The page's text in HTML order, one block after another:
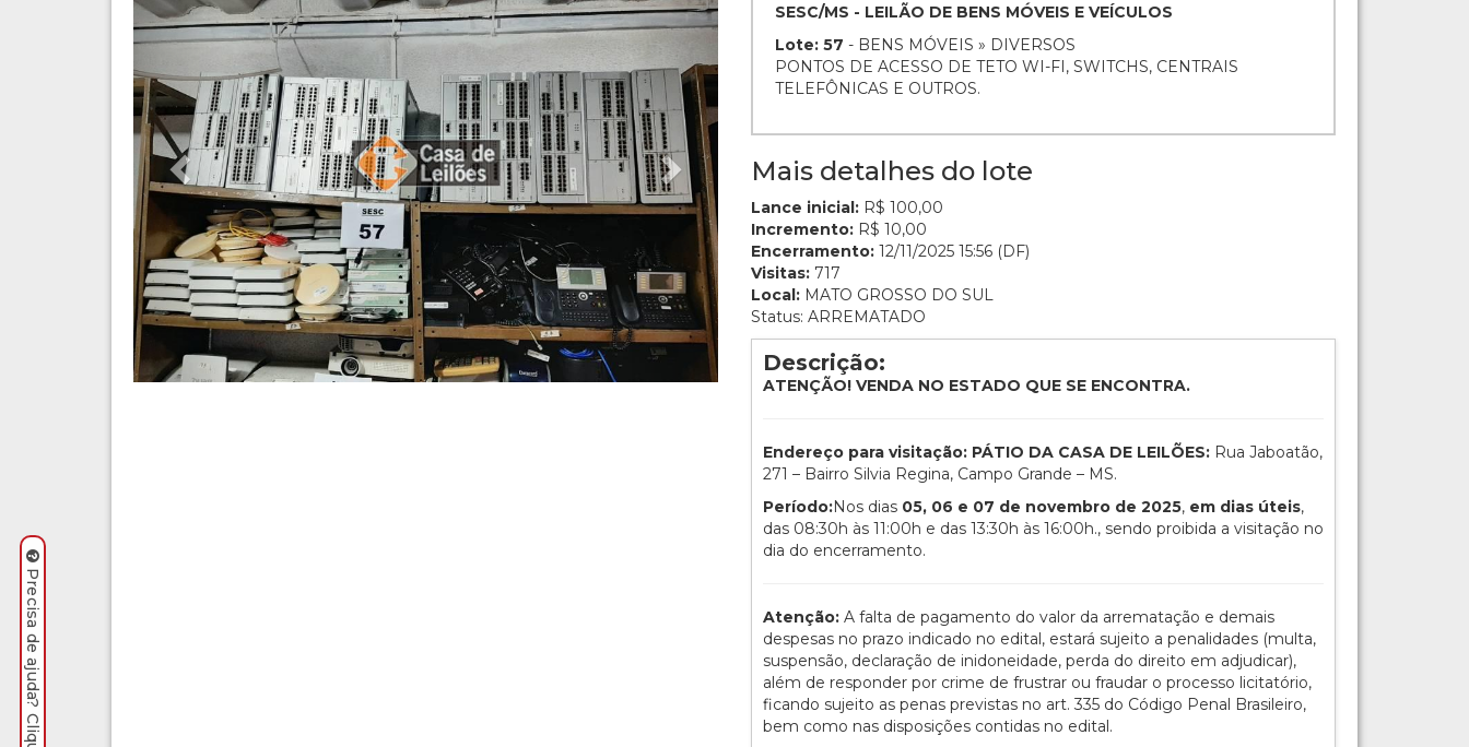
SESC/MS - LEILÃO DE BENS MÓVEIS E VEÍCULOS
Lote: 57 - BENS MÓVEIS » DIVERSOS
PONTOS DE ACESSO DE TETO WI-FI, SWITCHS, CENTRAIS
TELEFÔNICAS E OUTROS.
Mais detalhes do lote
Lance inicial: R$ 100,00
Incremento: R$ 10,00
Encerramento: 12/11/2025 15:56 (DF)
Visitas: 717
Local: MATO GROSSO DO SUL
Status: ARREMATADO
Descrição:
ATENÇÃO! VENDA NO ESTADO QUE SE ENCONTRA.
Endereço para visitação: PÁTIO DA CASA DE LEILÕES: Rua Jaboatão,
271 – Bairro Silvia Regina, Campo Grande – MS.
Período:Nos dias 05, 06 e 07 de novembro de 2025, em dias úteis,
das 08:30h às 11:00h e das 13:30h às 16:00h., sendo proibida a visitação no
dia do encerramento.
Atenção: A falta de pagamento do valor da arrematação e demais
despesas no prazo indicado no edital, estará sujeito a penalidades (multa,
suspensão, declaração de inidoneidade, perda do direito em adjudicar),
além de responder por crime de frustrar ou fraudar o processo licitatório,
ficando sujeito as penas previstas no art. 335 do Código Penal Brasileiro,
bem como nas disposições contidas no edital.
Precisa de ajuda? Clique aqui.